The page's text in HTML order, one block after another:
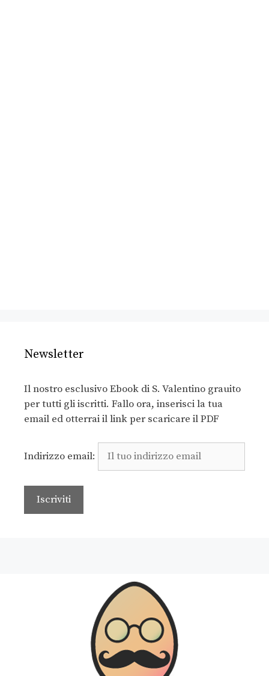
Newsletter
Il nostro esclusivo Ebook di S. Valentino grauito
per tutti gli iscritti. Fallo ora, inserisci la tua
email ed otterrai il link per scaricare il PDF
Indirizzo email: